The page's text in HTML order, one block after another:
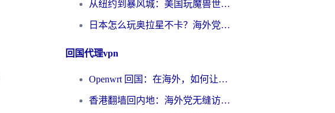
从纽约到暴风城：美国玩魔兽世界，如何找到你的最佳网络航线
日本怎么玩奥拉星不卡？海外党国服游戏加速器选择全攻略
回国代理vpn
Openwrt 回国：在海外，如何让家的网络触手可及
香港翻墙回内地：海外党无缝访问国内资源的加速器选择全攻略